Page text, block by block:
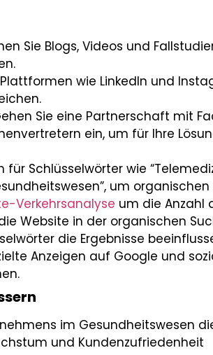
Sie Blogs, Videos und
wie LinkedIn und
Sie eine Partnerschaft mit
ein, um für Ihre
für Schlüsselwörter wie
um
Verkehrsanalyse um die Anzahl
Website in der organischen
die Ergebnisse
Anzeigen auf Google und
im Gesundheitswesen
und Kundenzufriedenheit